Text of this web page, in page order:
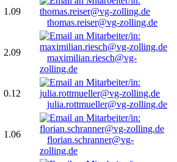
1.09
thomas.reiser@vg-zolling.de
2.09
maximilian.riesch@vg-
zolling.de
0.12
julia.rottmueller@vg-zolling.de
1.06
florian.schranner@vg-
zolling.de